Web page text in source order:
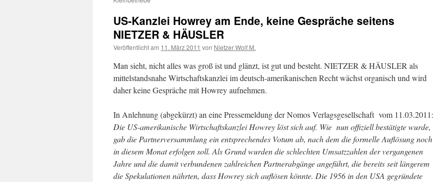
US-Kanzlei Howrey am Ende, keine Gespräche seitens
NIETZER & HÄUSLER
Veröffentlicht am 11. März 2011 von Nietzer Wolf M.
Man sieht, nicht alles was groß ist und glänzt, ist gut und besteht. NIETZER & HÄUSLER als
mittelstandsnahe Wirtschaftskanzlei im deutsch-amerikanischen Recht wächst organisch und wird
daher keine Gespräche mit Howrey aufnehmen.
In Anlehnung (abgekürzt) an eine Pressemeldung derNomos Verlagsgesellschaft vom 11.03.2011:
Die US-amerikanische Wirtschaftskanzlei Howrey löst sich auf. Wie nun offiziell bestätigte wurde,
gab die Partnerversammlung ein entsprechendes Votum ab, nach dem die formelle Auflösung noch
in diesem Monat erfolgen soll. Als Grund wurden die schlechten Umsatzzahlen der vergangenen
Jahre und die damit verbundenen zahlreichen Partnerabgänge angeführt, die bereits seit längerem
die Spekulationen nährten, dass Howrey sich auflösen könnte. Die 1956 in den USA gegründete